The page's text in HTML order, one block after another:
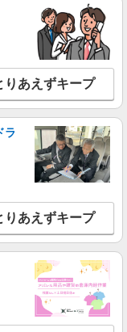
含む
細を見る
T11_83）
auコーナー≫
交通費規定支給◆直雇
＋交通費
細を見る
給 ★交通費上限800
りあえずキープ
ラ
りあえずキープ